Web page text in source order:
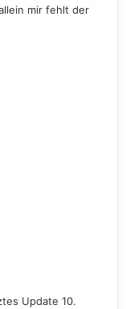
mir fehlt der
Update 10.